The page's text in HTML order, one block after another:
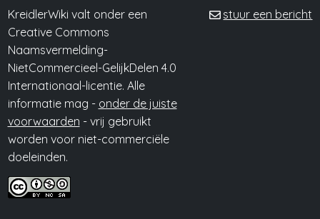
KreidlerWiki valt onder een
Creative Commons
Naamsvermelding-
NietCommercieel-GelijkDelen 4.0
Internationaal-licentie. Alle
informatie mag - onder de juiste
voorwaarden - vrij gebruikt
worden voor niet-commerciële
doeleinden.
stuur een bericht